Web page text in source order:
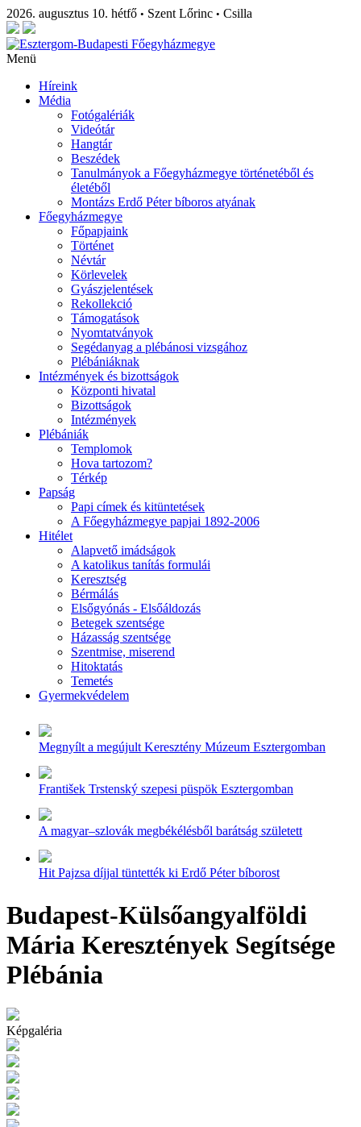
2026. augusztus 10. hétfő • Szent Lőrinc • Csilla
Menü
Híreink
Média
Fotógalériák
Videótár
Hangtár
Beszédek
Tanulmányok a Főegyházmegye történetéből és
életéből
Montázs Erdő Péter bíboros atyának
Főegyházmegye
Főpapjaink
Történet
Névtár
Körlevelek
Gyászjelentések
Rekollekció
Támogatások
Nyomtatványok
Segédanyag a plébánosi vizsgához
Plébániáknak
Intézmények és bizottságok
Központi hivatal
Bizottságok
Intézmények
Plébániák
Templomok
Hova tartozom?
Térkép
Papság
Papi címek és kitüntetések
A Főegyházmegye papjai 1892-2006
Hitélet
Alapvető imádságok
A katolikus tanítás formulái
Keresztség
Bérmálás
Elsőgyónás - Elsőáldozás
Betegek szentsége
Házasság szentsége
Szentmise, miserend
Hitoktatás
Temetés
Gyermekvédelem
Megnyílt a megújult Keresztény Múzeum Esztergomban
František Trstenský szepesi püspök Esztergomban
A magyar–szlovák megbékélésből barátság született
Hit Pajzsa díjjal tüntették ki Erdő Péter bíborost
Budapest-Külsőangyalföldi
Mária Keresztények Segítsége
Plébánia
Képgaléria